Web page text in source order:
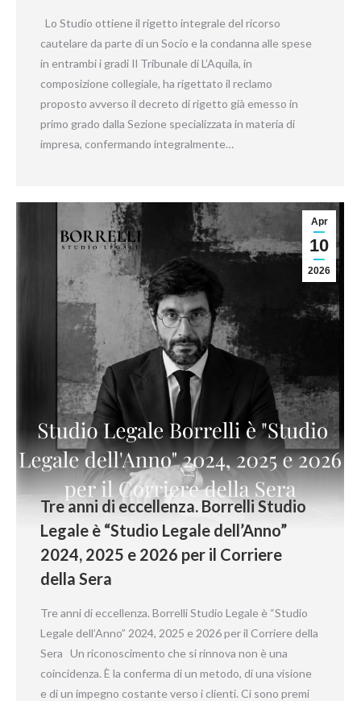
Lo Studio ottiene il rigetto integrale del ricorso
cautelare da parte di un Socio e la condanna alle spese
in entrambi i gradi Il Tribunale di L’Aquila, in
composizione collegiale, ha rigettato il reclamo
proposto avverso il decreto di rigetto già emesso in
primo grado dalla Sezione specializzata in materia di
impresa, confermando integralmente…
Apr
10
2026
Tre anni di eccellenza. Borrelli Studio
Legale è “Studio Legale dell’Anno”
2024, 2025 e 2026 per il Corriere
della Sera
Tre anni di eccellenza. Borrelli Studio Legale è “Studio
Legale dell’Anno” 2024, 2025 e 2026 per il Corriere della
Sera Un riconoscimento che si rinnova non è una
coincidenza. È la conferma di un metodo, di una visione
e di un impegno costante verso i clienti. Ci sono premi